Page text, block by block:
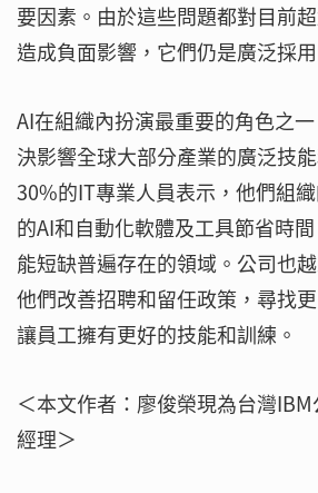
要因素。由於這些問題都對目前
造成負面影響，它們仍是廣泛採
AI在組織內扮演最重要的角色之
決影響全球大部分產業的廣泛技
30%的IT專業人員表示，他們組
的AI和自動化軟體及工具節省時
能短缺普遍存在的領域。公司也
他們改善招聘和留任政策，尋找
讓員工擁有更好的技能和訓練。
＜本文作者：廖俊榮現為台灣
經理＞